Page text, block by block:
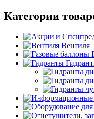
Категории
Вентиля